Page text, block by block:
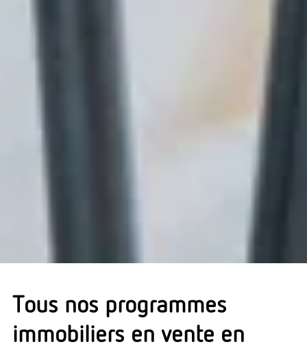
Tous nos programmes
immobiliers en vente en